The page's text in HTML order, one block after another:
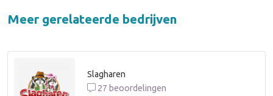
Meer gerelateerde bedrijven
Slagharen
27 beoordelingen